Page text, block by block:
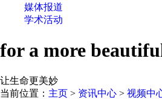
媒体报道
学术活动
for a more
让生命更美妙
当前位置： 主页 > 资讯中心 > 视频中